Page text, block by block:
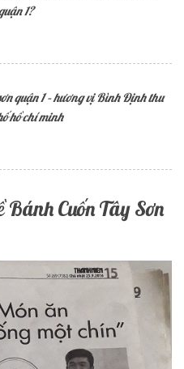
1?
quận 1 – hương vị Bình Định thu
hồ chí minh
Cuốn Tây Sơn